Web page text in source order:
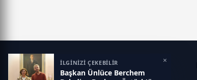
İLGİNİZİ ÇEKEBİLİR
Başkan Ünlüce Berchem
×
Eskisehir İlk Haber